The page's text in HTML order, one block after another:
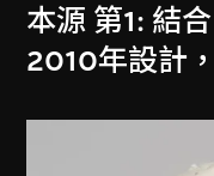
本源 第1: 結合
2010年設計